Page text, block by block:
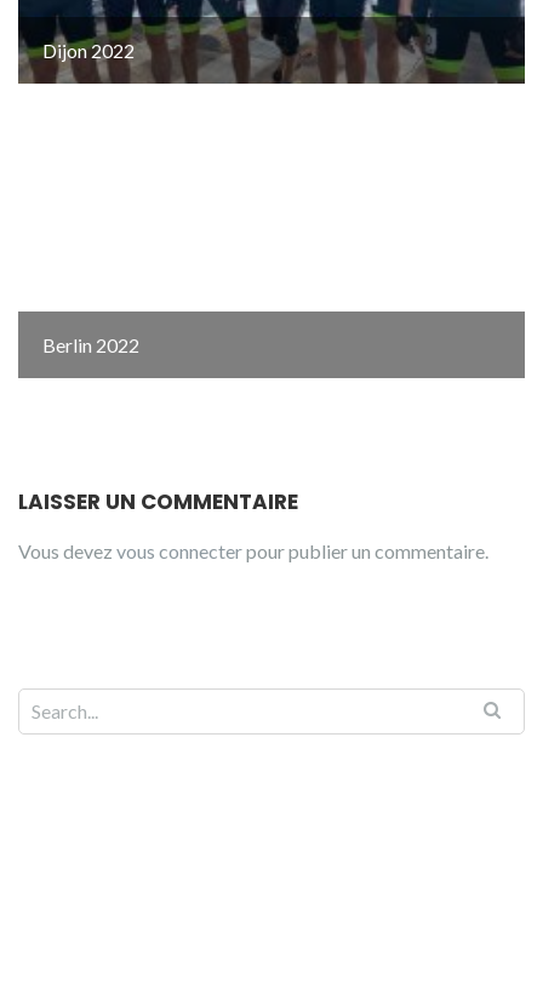
Dijon 2022
Berlin 2022
LAISSER UN COMMENTAIRE
Vous devez vous connecterpour publier un commentaire.